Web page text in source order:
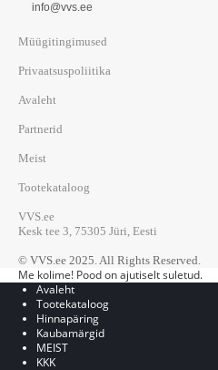
info@vvs.ee
Müügitingimused
Privaatsuspoliitika
Avaleht
Partnerid
Meist
Tootekataloog
VVS.ee
Kesk tee 3, 75305 Jüri, Eesti
© VVS.ee 2025. All Rights Reserved.
Me kolime! Pood on ajutiselt suletud.
Avaleht
Tootekataloog
Hinnapäring
Kaubamärgid
MEIST
KKK